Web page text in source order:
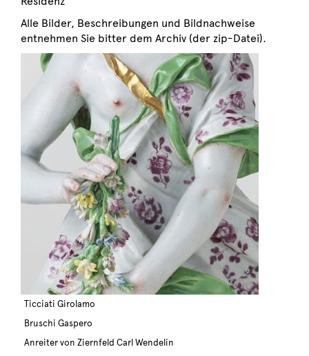
Alle Bilder, Beschreibungen und Bildnachweise
entnehmen Sie bitter dem Archiv (der zip-Datei).
Ticciati Girolamo
Bruschi Gaspero
Anreiter von Ziernfeld Carl Wendelin